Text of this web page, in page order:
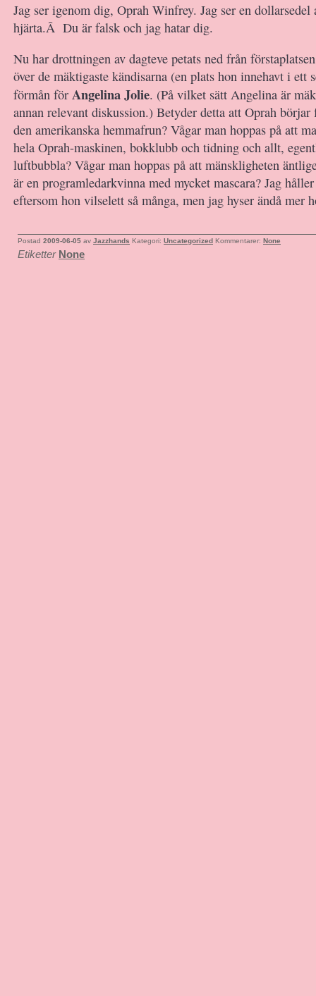
Jag ser igenom dig, Oprah Winfrey. Jag ser en
hjärta.Â Du är falsk och jag hatar dig.
Nu har drottningen av dagteve petats ned från
över de mäktigaste kändisarna (en plats hon innehavt i ett
förmån för Angelina Jolie. (På vilket sätt Angelina är
annan relevant diskussion.) Betyder detta att Oprah
den amerikanska hemmafrun? Vågar man hoppas på att
hela Oprah-maskinen, bokklubb och tidning och allt,
luftbubbla? Vågar man hoppas på att mänskligheten
är en programledarkvinna med mycket mascara? Jag
eftersom hon vilselett så många, men jag hyser ändå mer
Postad 2009-06-05 av Jazzhands Kategori: Uncategorized Kommentarer: None
Etiketter None